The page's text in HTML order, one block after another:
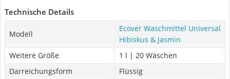
Technische Details
Modell
Ecover Waschmittel Universal
Hibiskus & Jasmin
Weitere Größe
1 l | 20 Wäschen
Darreichungsform
Flüssig